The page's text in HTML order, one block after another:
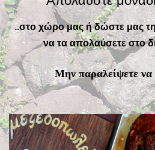
..στο χώρο μας ή δώστε μας
να τα απολαύσετε στο
Μην παραλείψετε